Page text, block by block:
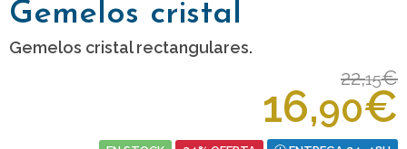
Gemelos cristal
Gemelos cristal rectangulares.
22,15€
16,90€